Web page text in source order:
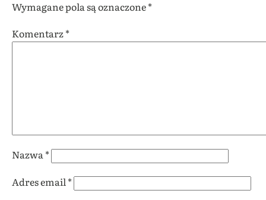
Wymagane pola są oznaczone*
Komentarz*
Nazwa *
Adres email *